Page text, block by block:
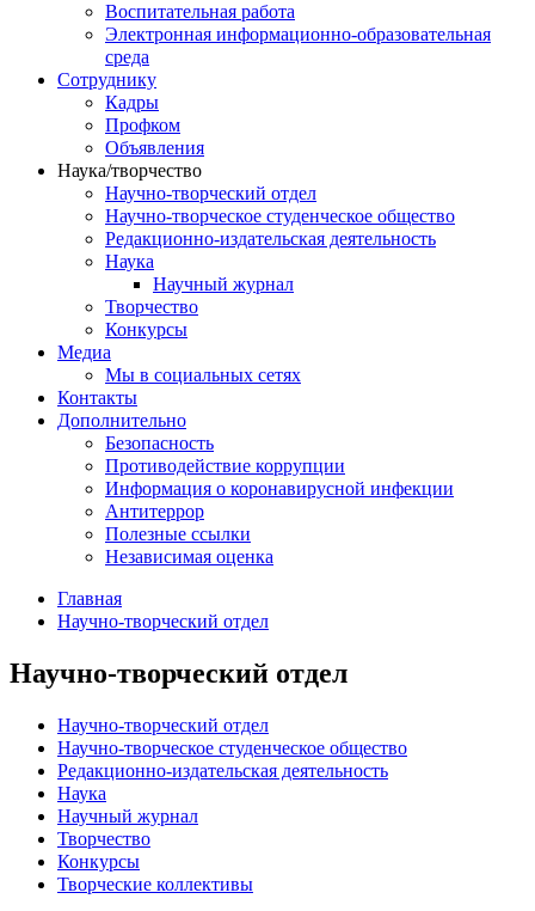
Воспитательная работа
Электронная информационно-образовательная
среда
Сотруднику
Кадры
Профком
Объявления
Наука/творчество
Научно-творческий отдел
Научно-творческое студенческое общество
Редакционно-издательская деятельность
Наука
Научный журнал
Творчество
Конкурсы
Медиа
Мы в социальных сетях
Контакты
Дополнительно
Безопасность
Противодействие коррупции
Информация о коронавирусной инфекции
Антитеррор
Полезные ссылки
Независимая оценка
Главная
Научно-творческий отдел
Научно-творческий отдел
Научно-творческий отдел
Научно-творческое студенческое общество
Редакционно-издательская деятельность
Наука
Научный журнал
Творчество
Конкурсы
Творческие коллективы